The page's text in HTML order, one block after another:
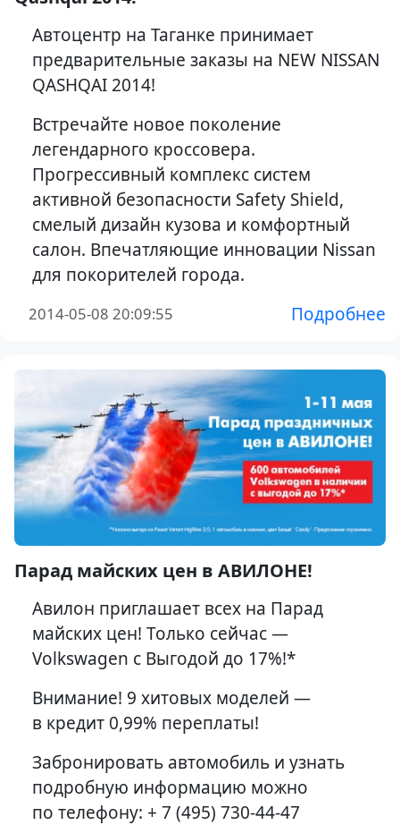
Автоцентр на Таганке принимает
предварительные заказы на NEW NISSAN
QASHQAI 2014!
Встречайте новое поколение
легендарного кроссовера.
Прогрессивный комплекс систем
активной безопасности Safety Shield,
смелый дизайн кузова и комфортный
салон. Впечатляющие инновации Nissan
для покорителей города.
2014-05-08 20:09:55 Подробнее
Парад майских цен в АВИЛОНЕ!
Авилон приглашает всех на Парад
майских цен! Только сейчас —
Volkswagen с Выгодой до 17%!*
Внимание! 9 хитовых моделей —
в кредит 0,99% переплаты!
Забронировать автомобиль и узнать
подробную информацию можно
по телефону: + 7 (495) 730-44-47